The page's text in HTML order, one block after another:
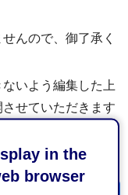
in the
browser
んので、御了承く
いよう編集した上
せていただきます